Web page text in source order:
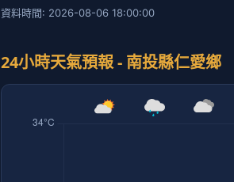
資料時間: 2026-08-06 18:00:00
24小時天氣預報 - 南投縣仁愛鄉